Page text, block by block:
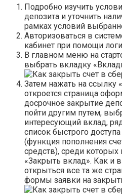
Подробно изучить
депозита и уточнить
рамках условий
Авторизоваться в
кабинет при помощи
В главном меню на
выбрать вкладку
Затем нажать на ссылку
откроется страница
досрочное закрытие
пойти другим путем,
интересующий вклад,
список быстрого
(функция пополнения
средств), среди
«Закрыть вклад». Как и
открыться все та же
формы заявки на